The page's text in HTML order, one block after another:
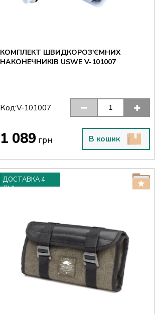
КОМПЛЕКТ ШВИДКОРОЗ'ЄМНИХ
НАКОНЕЧНИКІВ USWE V-101007
Код:V-101007
1 089 грн В кошик
ДОСТАВКА 4
ДНІ